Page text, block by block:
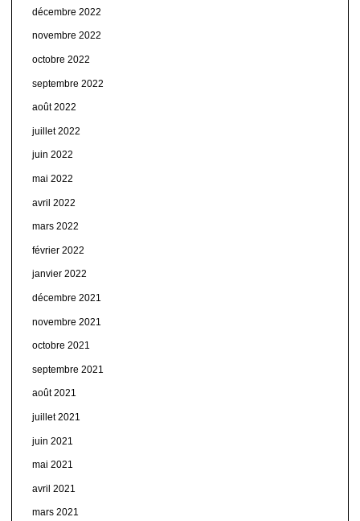
décembre 2022
novembre 2022
octobre 2022
septembre 2022
août 2022
juillet 2022
juin 2022
mai 2022
avril 2022
mars 2022
février 2022
janvier 2022
décembre 2021
novembre 2021
octobre 2021
septembre 2021
août 2021
juillet 2021
juin 2021
mai 2021
avril 2021
mars 2021